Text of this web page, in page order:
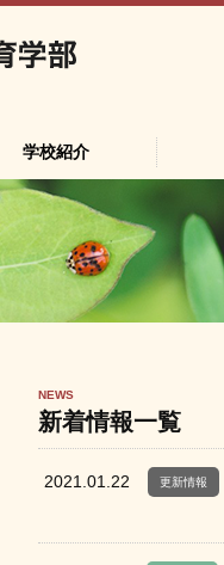
学校紹介
NEWS
新着情報一覧
2021.01.22 更新情報